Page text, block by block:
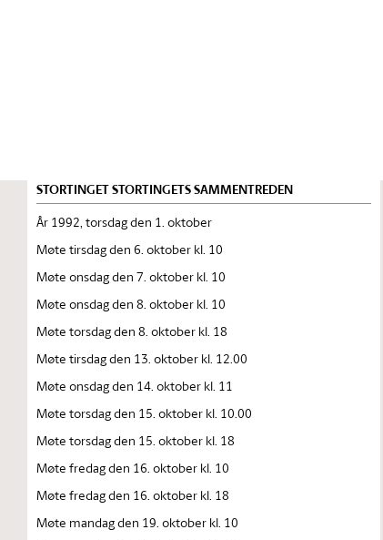
STORTINGET STORTINGETS SAMMENTREDEN
År 1992, torsdag den 1. oktober
Møte tirsdag den 6. oktober kl. 10
Møte onsdag den 7. oktober kl. 10
Møte onsdag den 8. oktober kl. 10
Møte torsdag den 8. oktober kl. 18
Møte tirsdag den 13. oktober kl. 12.00
Møte onsdag den 14. oktober kl. 11
Møte torsdag den 15. oktober kl. 10.00
Møte torsdag den 15. oktober kl. 18
Møte fredag den 16. oktober kl. 10
Møte fredag den 16. oktober kl. 18
Møte mandag den 19. oktober kl. 10